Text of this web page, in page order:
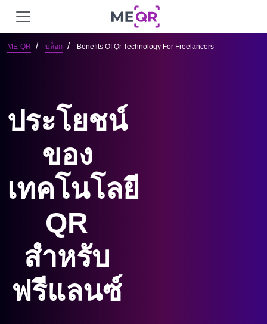
ME-QR บล็อก Benefits Of Qr Technology For Freelancers
ประโยชน์
ของ
เทคโนโลยี
QR
สำหรับ
ฟรีแลนซ์